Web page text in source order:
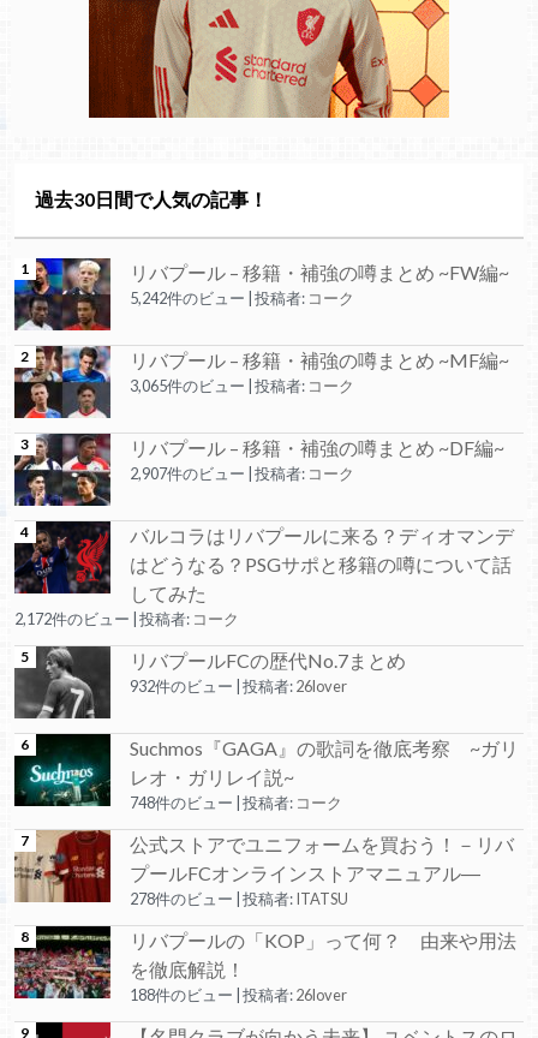
過去30日間で人気の記事！
リバプール – 移籍・補強の噂まとめ ~FW編~
5,242件のビュー 投稿者: コーク
リバプール – 移籍・補強の噂まとめ ~MF編~
3,065件のビュー 投稿者: コーク
リバプール – 移籍・補強の噂まとめ ~DF編~
2,907件のビュー 投稿者: コーク
バルコラはリバプールに来る？ディオマンデ
はどうなる？PSGサポと移籍の噂について話
してみた
2,172件のビュー 投稿者: コーク
リバプールFCの歴代No.7まとめ
932件のビュー 投稿者:26lover
Suchmos『GAGA』の歌詞を徹底考察 ~ガリ
レオ・ガリレイ説~
748件のビュー 投稿者: コーク
公式ストアでユニフォームを買おう！－リバ
プールFCオンラインストアマニュアル―
278件のビュー 投稿者:ITATSU
リバプールの「KOP」って何？ 由来や用法
を徹底解説！
188件のビュー 投稿者:26lover